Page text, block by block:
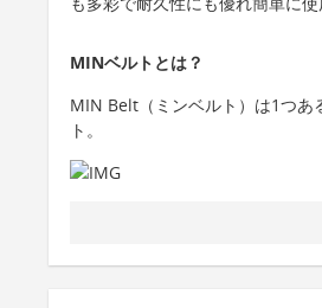
MINベルトとは？
MIN Belt（ミンベルト）は1つあ
ト。